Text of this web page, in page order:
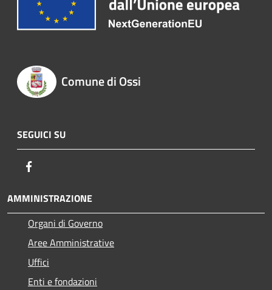
Comune di Ossi
SEGUICI SU
AMMINISTRAZIONE
Organi di Governo
Aree Amministrative
Uffici
Enti e fondazioni